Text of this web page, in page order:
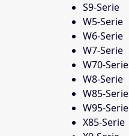
S9-Serie
W5-Serie
W6-Serie
W7-Serie
W70-Serie
W8-Serie
W85-Serie
W95-Serie
X85-Serie